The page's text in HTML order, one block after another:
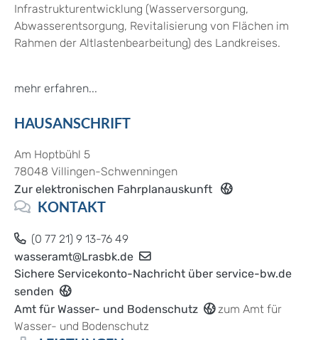
Infrastrukturentwicklung (Wasserversorgung,
Abwasserentsorgung, Revitalisierung von Flächen im
Rahmen der Altlastenbearbeitung) des Landkreises.
mehr erfahren...
HAUSANSCHRIFT
Am Hoptbühl 5
78048 Villingen-Schwenningen
Zur elektronischen Fahrplanauskunft
KONTAKT
(0 77 21) 9 13-76 49
wasseramt@Lrasbk.de
Sichere Servicekonto-Nachricht über service-bw.de
senden
Amt für Wasser- und Bodenschutz
zum Amt für
Wasser- und Bodenschutz